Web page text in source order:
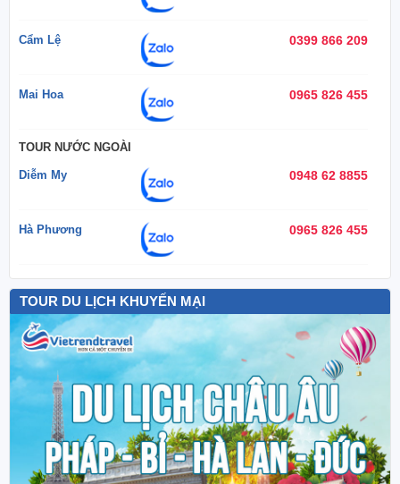
Cẩm Lệ 0399 866 209
Mai Hoa 0965 826 455
TOUR NƯỚC NGOÀI
Diễm My 0948 62 8855
Hà Phương 0965 826 455
TOUR DU LỊCH KHUYẾN MẠI